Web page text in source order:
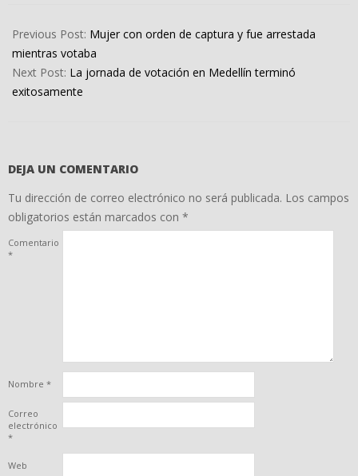
03-
13
Previous Post: Mujer con orden de captura y fue arrestada
mientras votaba
Next Post: La jornada de votación en Medellín terminó
exitosamente
DEJA UN COMENTARIO
Tu dirección de correo electrónico no será publicada. Los campos
obligatorios están marcados con *
Comentario
*
Nombre *
Correo
electrónico
*
Web